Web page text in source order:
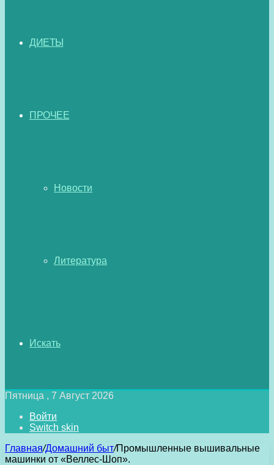
ДИЕТЫ
ПРОЧЕЕ
Новости
Литература
Искать
Пятница , 7 Август 2026
Войти
Switch skin
Главная/Домашний быт/Промышленные вышивальные
машинки от «Веллес-Шоп».